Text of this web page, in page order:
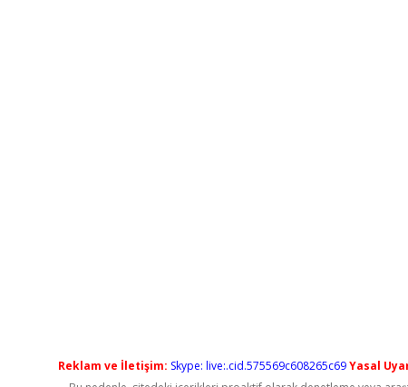
Reklam ve İletişim: Skype: live:.cid.575569c608265c69 Yasal